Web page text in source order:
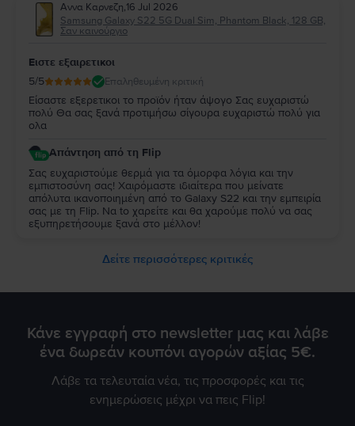
Αννα Καρνεζη,16 Jul 2026
Samsung Galaxy S22 5G Dual Sim, Phantom Black, 128 GB,
Σαν καινούργιο
Ειστε εξαιρετικοι
5/5 Επαληθευμένη κριτική
Είσαστε εξερετικοι το προϊόν ήταν άψογο Σας ευχαριστώ
πολύ Θα σας ξανά προτιμήσω σίγουρα ευχαριστώ πολύ για
ολα
Απάντηση από τη Flip
Σας ευχαριστούμε θερμά για τα όμορφα λόγια και την
εμπιστοσύνη σας! Χαιρόμαστε ιδιαίτερα που μείνατε
απόλυτα ικανοποιημένη από τo Galaxy S22 και την εμπειρία
σας με τη Flip. Να to χαρείτε και θα χαρούμε πολύ να σας
εξυπηρετήσουμε ξανά στο μέλλον!
Δείτε περισσότερες κριτικές
Κάνε εγγραφή στο newsletter μας και λάβε
ένα δωρεάν κουπόνι αγορών αξίας 5€.
Λάβε τα τελευταία νέα, τις προσφορές και τις
ενημερώσεις μέχρι να πεις Flip!